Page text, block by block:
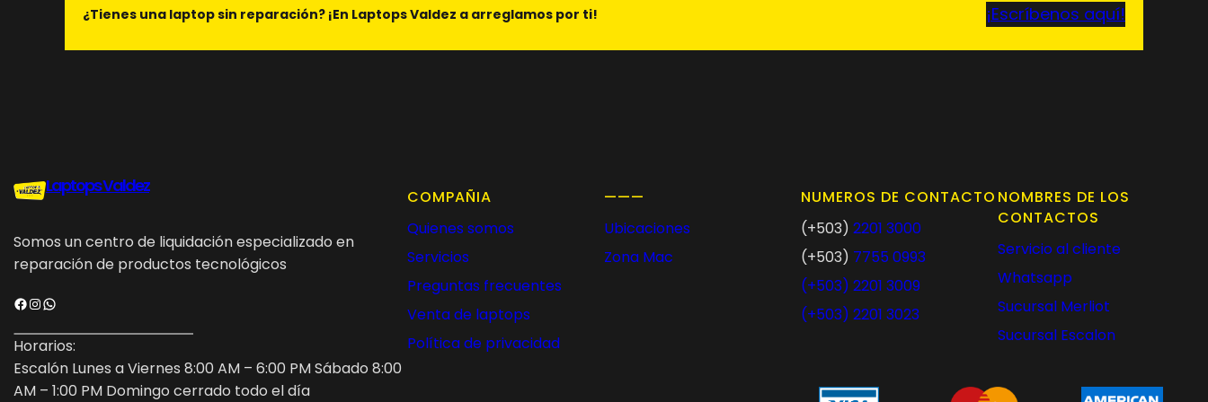
¿Tienes una laptop sin reparación? ¡En Laptops Valdez a arreglamos por ti! ¡Escríbenos aquí!
Laptops Valdez
Somos un centro de liquidación especializado en
reparación de productos tecnológicos
Facebook InstagramWhatsApp
Horarios:
Escalón Lunes a Viernes 8:00 AM – 6:00 PM Sábado 8:00
AM – 1:00 PM Domingo cerrado todo el día
COMPAÑIA
Quienes somos
Servicios
Preguntas frecuentes
Venta de laptops
Política de privacidad
———
Ubicaciones
Zona Mac
NUMEROS DE CONTACTO
(+503) 2201 3000
(+503) 7755 0993
(+503) 2201 3009
(+503) 2201 3023
NOMBRES DE LOS
CONTACTOS
Servicio al cliente
Whatsapp
Sucursal Merliot
Sucursal Escalon